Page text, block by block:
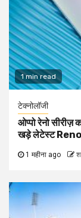
1 min read
टेक्नोलॉजी
ओप्पो रेनो
खड़े लेटेस्ट
1 महीना ago